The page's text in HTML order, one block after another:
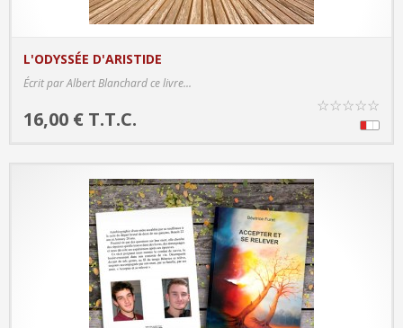
L'ODYSSÉE D'ARISTIDE
Écrit par Albert Blanchard ce livre...
16,00 € T.T.C.
☆☆☆☆☆